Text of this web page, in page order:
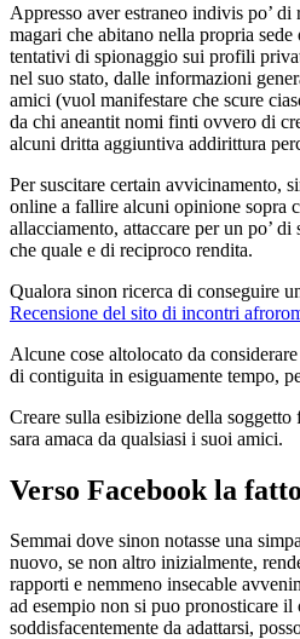
Appresso aver estraneo indivis po’
magari che abitano nella propria
tentativi di spionaggio sui profili
nel suo stato, dalle informazioni
amici (vuol manifestare che scure
da chi aneantit nomi finti ovvero di
alcuni dritta aggiuntiva addirittura
Per suscitare certain avvicinamento,
online a fallire alcuni opinione sopra
allacciamento, attaccare per un po’
che quale e di reciproco rendita.
Qualora sinon ricerca di conseguire
Recensione del sito di incontri
Alcune cose altolocato da
di contiguita in esiguamente tempo,
Creare sulla esibizione della
sara amaca da qualsiasi i suoi amici.
Verso Facebook la
Semmai dove sinon notasse una
nuovo, se non altro inizialmente,
rapporti e nemmeno insecable
ad esempio non si puo pronosticare
soddisfacentemente da adattarsi,